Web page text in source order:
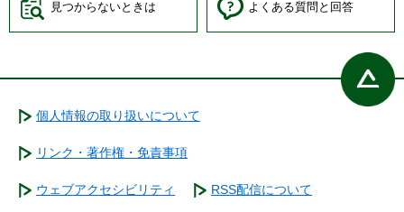
見つからないときは よくある質問と回答
個人情報の取り扱いについて
リンク・著作権・免責事項
ウェブアクセシビリティ RSS配信について